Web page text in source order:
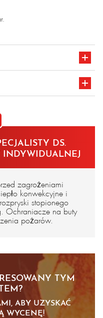
z włókna szklanego w
DS.
INDYWIDUALNEJ
zagrożeniami
konwekcyjne i
stopionego
Ochraniacze na buty
pożarów.
TYM
ABY UZYSKAĆ
WYCENĘ!